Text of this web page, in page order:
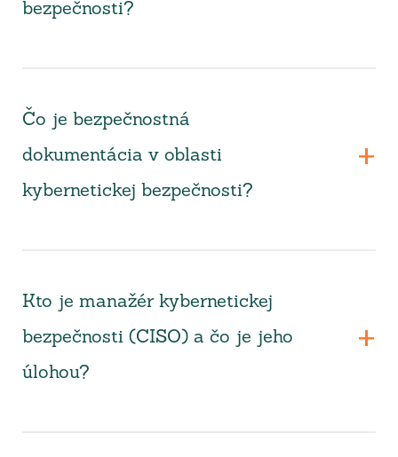
bezpečnosti?
Čo je bezpečnostná
dokumentácia v oblasti
kybernetickej bezpečnosti?
Kto je manažér kybernetickej
bezpečnosti (CISO) a čo je jeho
úlohou?